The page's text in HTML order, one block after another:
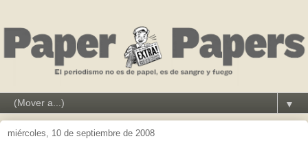
▼
miércoles, 10 de septiembre de 2008